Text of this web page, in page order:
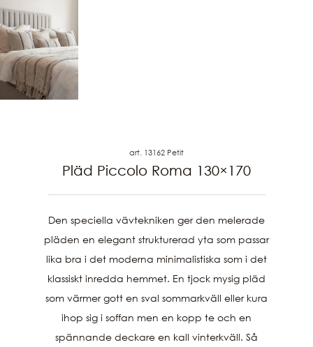
art. 13162 Petit
Pläd Piccolo Roma 130×170
Den speciella vävtekniken ger den melerade
pläden en elegant strukturerad yta som passar
lika bra i det moderna minimalistiska som i det
klassiskt inredda hemmet. En tjock mysig pläd
som värmer gott en sval sommarkväll eller kura
ihop sig i soffan men en kopp te och en
spännande deckare en kall vinterkväll. Så